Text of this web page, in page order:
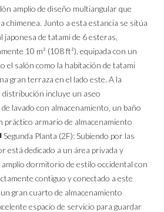
amplio de diseño multiangular que
chimenea. Junto a esta estancia se sitúa
de tatami de 6 esteras,
10 m² (108 ft²), equipada con un
el salón como la habitación de tatami
gran terraza en el lado este. A la
distribución incluye un aseo
lavado con almacenamiento, un baño
práctico armario de almacenamiento
Segunda Planta (2F): Subiendo por las
está dedicado a un área privada y
dormitorio de estilo occidental con
contiguo y conectado a este
gran cuarto de almacenamiento
espacio de servicio para guardar